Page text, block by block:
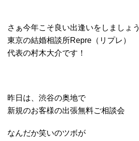
さぁ今年こそ良い出逢いをしましょう
東京の結婚相談所Repre（リプレ）
代表の村木大介です！
昨日は、渋谷の奥地で
新規のお客様の出張無料ご相談会
なんだか笑いのツボが